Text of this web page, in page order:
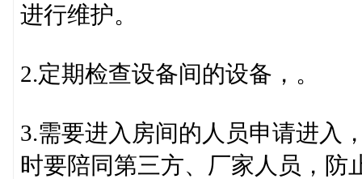
进行维护。
2.定期检查设备间的设备，。
3.需要进入房间的人员申请进入
时要陪同第三方、厂家人员，防